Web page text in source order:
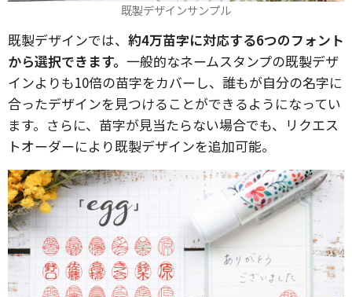
既製デザインサンプル
既製デザインでは、 約4万苗字に対応する6つのフォント
から選択できます。 一般的なネームスタンプの既製デザ
インよりも10倍の苗字をカバーし、誰もが自分の名字に
合ったデザインを見つけることができるようになってい
ます。さらに、苗字が見当たらない場合でも、リクエス
トオーダーにより既製デザインを追加可能。